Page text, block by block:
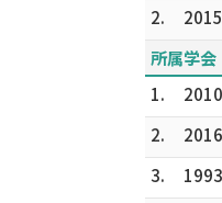
2.
所属学会
1.
2.
3.